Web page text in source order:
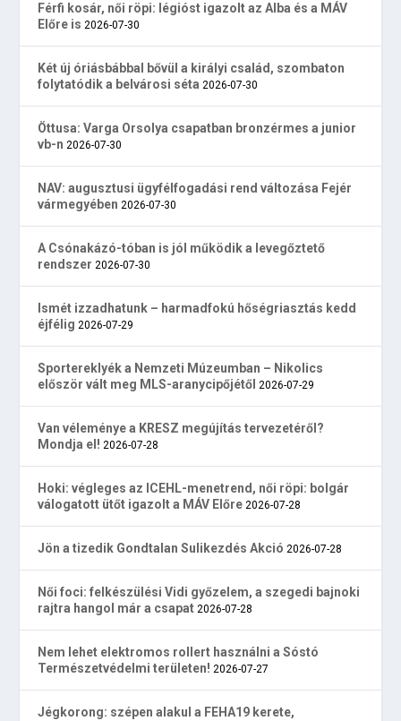
Férfi kosár, női röpi: légióst igazolt az Alba és a MÁV
Előre is 2026-07-30
Két új óriásbábbal bővül a királyi család, szombaton
folytatódik a belvárosi séta 2026-07-30
Öttusa: Varga Orsolya csapatban bronzérmes a junior
vb-n 2026-07-30
NAV: augusztusi ügyfélfogadási rend változása Fejér
vármegyében 2026-07-30
A Csónakázó-tóban is jól működik a levegőztető
rendszer 2026-07-30
Ismét izzadhatunk – harmadfokú hőségriasztás kedd
éjfélig 2026-07-29
Sportereklyék a Nemzeti Múzeumban – Nikolics
először vált meg MLS-aranycipőjétől 2026-07-29
Van véleménye a KRESZ megújítás tervezetéről?
Mondja el! 2026-07-28
Hoki: végleges az ICEHL-menetrend, női röpi: bolgár
válogatott ütőt igazolt a MÁV Előre 2026-07-28
Jön a tizedik Gondtalan Sulikezdés Akció 2026-07-28
Női foci: felkészülési Vidi győzelem, a szegedi bajnoki
rajtra hangol már a csapat 2026-07-28
Nem lehet elektromos rollert használni a Sóstó
Természetvédelmi területen! 2026-07-27
Jégkorong: szépen alakul a FEHA19 kerete,